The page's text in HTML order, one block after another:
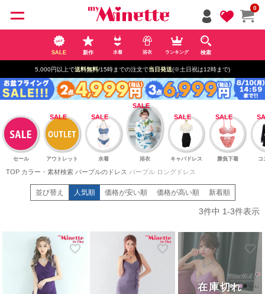
0
SALE 新作 水着 浴衣 ランキング 検索
5,000円以上で送料無料/15時までの注文で当日発送(※土日祝は12時まで)
セール アウトレット 水着 浴衣 キャバドレス 勝負下着 コ
TOP カラー・素材検索 パープルのドレス パープル ロングドレス
並び替え 人気順 価格が安い順 価格が高い順 新着順
3件中 1-3件表示
在庫切れ
ペー
ジト
ップ